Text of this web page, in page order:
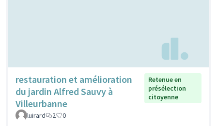
restauration et amélioration
du jardin Alfred Sauvy à
Villeurbanne
Retenue en
présélection
citoyenne
luirard 2 0